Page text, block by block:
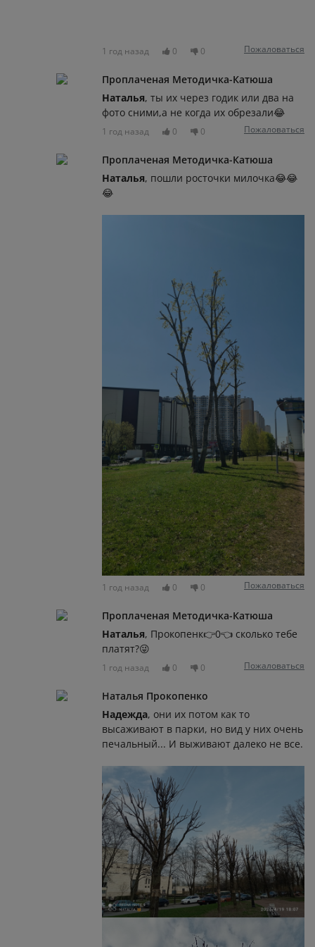
1 год назад 0 0 Пожаловаться
Проплаченая Методичка-Катюша
Наталья, ты их через годик или два на
фото сними,а не когда их обрезали😂
1 год назад 0 0 Пожаловаться
Проплаченая Методичка-Катюша
Наталья, пошли росточки милочка😂😂
😂
1 год назад 0 0 Пожаловаться
Проплаченая Методичка-Катюша
Наталья, Прокопенк👉0👈 сколько тебе
платят?😜
1 год назад 0 0 Пожаловаться
Наталья Прокопенко
Надежда, они их потом как то
высаживают в парки, но вид у них очень
печальный... И выживают далеко не все.